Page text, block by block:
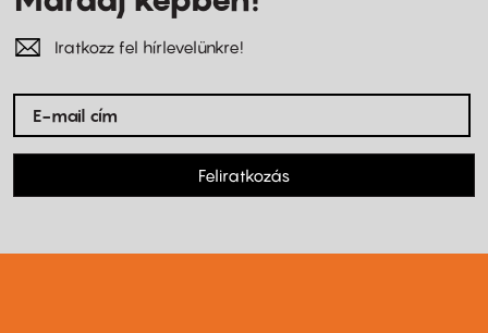
Iratkozz fel hírlevelünkre!
Feliratkozás